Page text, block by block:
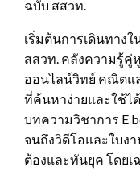
ฉบับ สสวท.
เริ่มต้นการเดินทาง
สสวท. คลังความรู้คู่
ออนไลน์วิทย์ คณิตแ
ที่ค้นหาง่ายและใช้ไ
บทความวิชาการ E
จนถึงวิดีโอและใบง
ต้องและทันยุค โดย